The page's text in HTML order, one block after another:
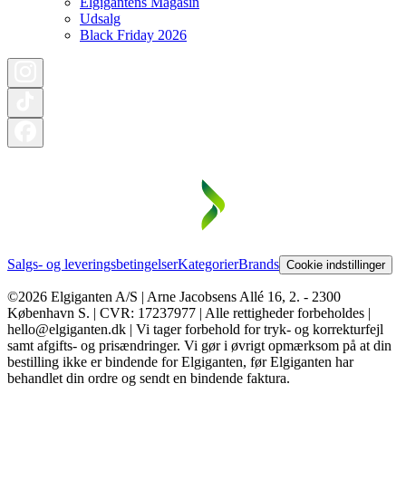
Udsalg
Black Friday 2026
Salgs- og leveringsbetingelserKategorierBrands Cookie indstillinger
©2026 Elgiganten A/S | Arne Jacobsens Allé 16, 2. - 2300
København S. | CVR: 17237977 | Alle rettigheder forbeholdes |
hello@elgiganten.dk | Vi tager forbehold for tryk- og korrekturfejl
samt afgifts- og prisændringer. Vi gør i øvrigt opmærksom på at din
bestilling ikke er bindende for Elgiganten, før Elgiganten har
behandlet din ordre og sendt en bindende faktura.